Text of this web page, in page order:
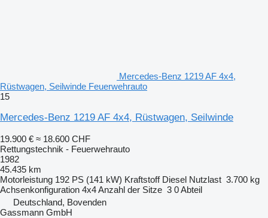
Mercedes-Benz 1219 AF 4x4,
Rüstwagen, Seilwinde Feuerwehrauto
15
Mercedes-Benz 1219 AF 4x4, Rüstwagen, Seilwinde
19.900 € ≈ 18.600 CHF
Rettungstechnik - Feuerwehrauto
1982
45.435 km
Motorleistung 192 PS (141 kW) Kraftstoff Diesel Nutzlast 3.700 kg
Achsenkonfiguration 4x4Anzahl der Sitze 3 0 Abteil
Deutschland, Bovenden
Gassmann GmbH